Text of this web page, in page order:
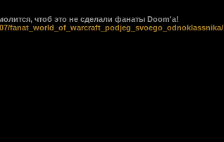
чтоб это не сделали фанаты Doom'а!
fanat_world_of_warcraft_podjeg_svoego_odnoklassnika/